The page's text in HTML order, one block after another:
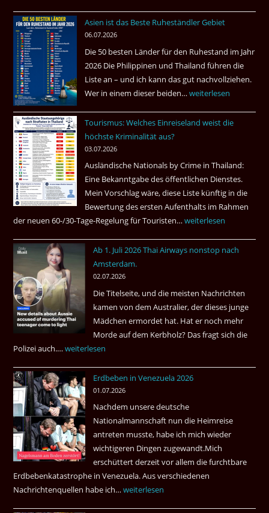
fragt
Tote
einem
Pub
Bangkok
Asien ist das Beste Ruheständler Gebiet
06.07.2026
Die 50 besten Länder für den Ruhestand im Jahr
2026 Die Philippinen und Thailand führen die
Liste an – und ich kann das gut nachvollziehen.
Wer in einem dieser beiden…Asien
das
Gebiet
weiterlesen
Tourismus: Welches Einreiseland weist die
höchste Kriminalität aus?
03.07.2026
Ausländische Nationals by Crime in Thailand:
Eine Bekanntgabe des öffentlichen Dienstes.
Mein Vorschlag wäre, diese Liste künftig in die
Bewertung des ersten Aufenthalts im Rahmen
der neuen 60-/30-Tage-Regelung für Touristen…Tourismus:
Einreiseland
höchste
Kriminalität
aus?
weiterlesen
Ab 1. Juli 2026 Thai Airways nonstop nach
Amsterdam.
02.07.2026
Die Titelseite, und die meisten Nachrichten
kamen von dem Australier, der dieses junge
Mädchen ermordet hat. Hat er noch mehr
Morde auf dem Kerbholz? Das fragt sich die
Polizei auch.…Ab
Juli
2026
Thai
Airways
nonstop
nach
Amsterdam.
weiterlesen
Erdbeben in Venezuela 2026
01.07.2026
Nachdem unsere deutsche
Nationalmannschaft nun die Heimreise
antreten musste, habe ich mich wieder
wichtigeren Dingen zugewandt.Mich
erschüttert derzeit vor allem die furchtbare
Erdbebenkatastrophe in Venezuela. Aus verschiedenen
Nachrichtenquellen habe ich…Erdbeben
weiterlesen